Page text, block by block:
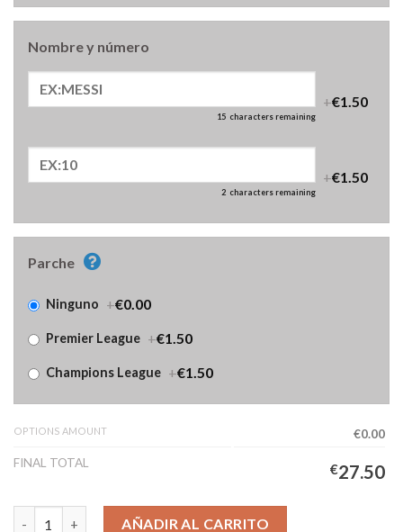
Nombre y número
15 characters remaining
+€1.50
2 characters remaining
+€1.50
Parche
Ninguno +€0.00
Premier League +€1.50
Champions League +€1.50
OPTIONS AMOUNT
€0.00
FINAL TOTAL
€27.50
Camiseta Liverpool Primera Equipación Niños 2025/2026
AÑADIR AL CARRITO